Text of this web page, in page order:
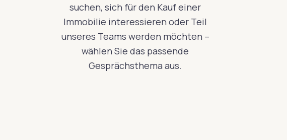
suchen, sich für den Kauf einer
Immobilie interessieren oder Teil
unseres Teams werden möchten –
wählen Sie das passende
Gesprächsthema aus.